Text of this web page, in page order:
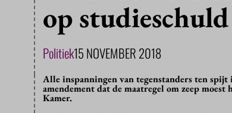
op
Politiek15 NOVEMBER 2018
Alle inspanningen van tegenstanders ten
amendement dat de maatregel om zeep
Kamer.